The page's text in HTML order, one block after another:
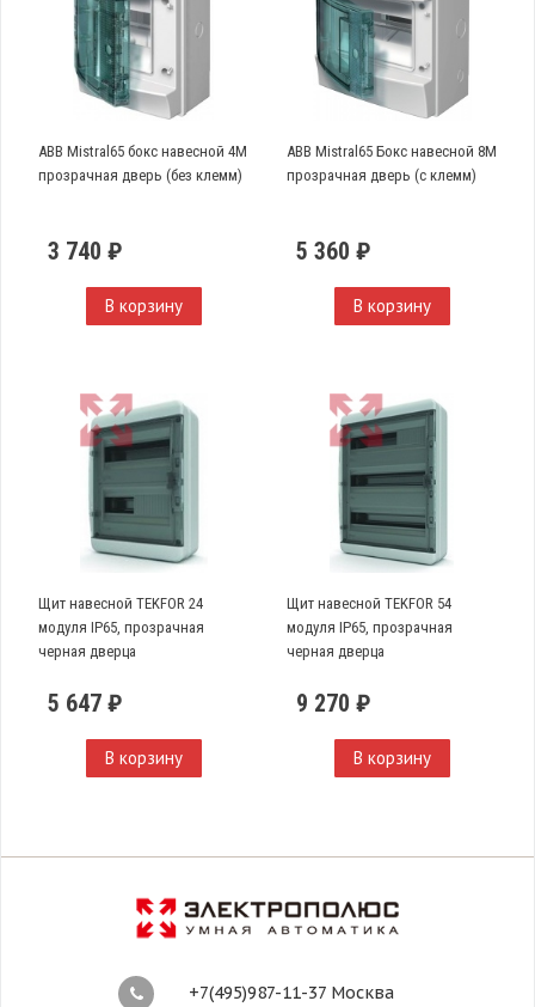
ABB Mistral65 бокс навесной 4М
прозрачная дверь (без клемм)
3 740 ₽
В корзину
ABB Mistral65 Бокс навесной 8М
прозрачная дверь (с клемм)
5 360 ₽
В корзину
Щит навесной TEKFOR 24
модуля IP65, прозрачная
черная дверца
5 647 ₽
В корзину
Щит навесной TEKFOR 54
модуля IP65, прозрачная
черная дверца
9 270 ₽
В корзину
+7(495)987-11-37 Москва